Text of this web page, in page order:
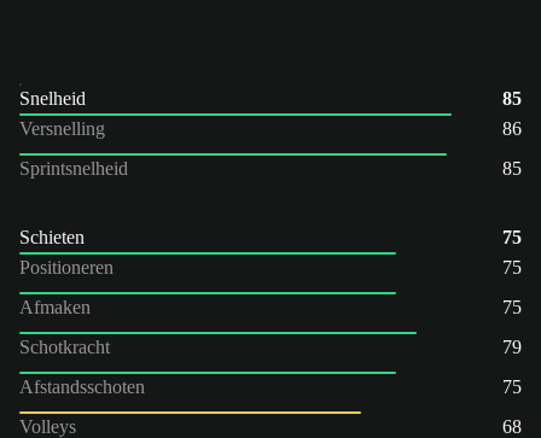
Snelheid
85
Versnelling
86
Sprintsnelheid
85
Schieten
75
Positioneren
75
Afmaken
75
Schotkracht
79
Afstandsschoten
75
Volleys
68